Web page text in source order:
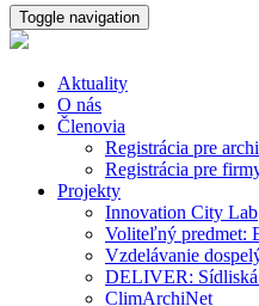
Toggle navigation
Aktuality
O nás
Členovia
Registrácia pre
Registrácia pre
Projekty
Innovation City Lab
Voliteľný predmet:
Vzdelávanie
DELIVER: Sídliská
ClimArchiNet